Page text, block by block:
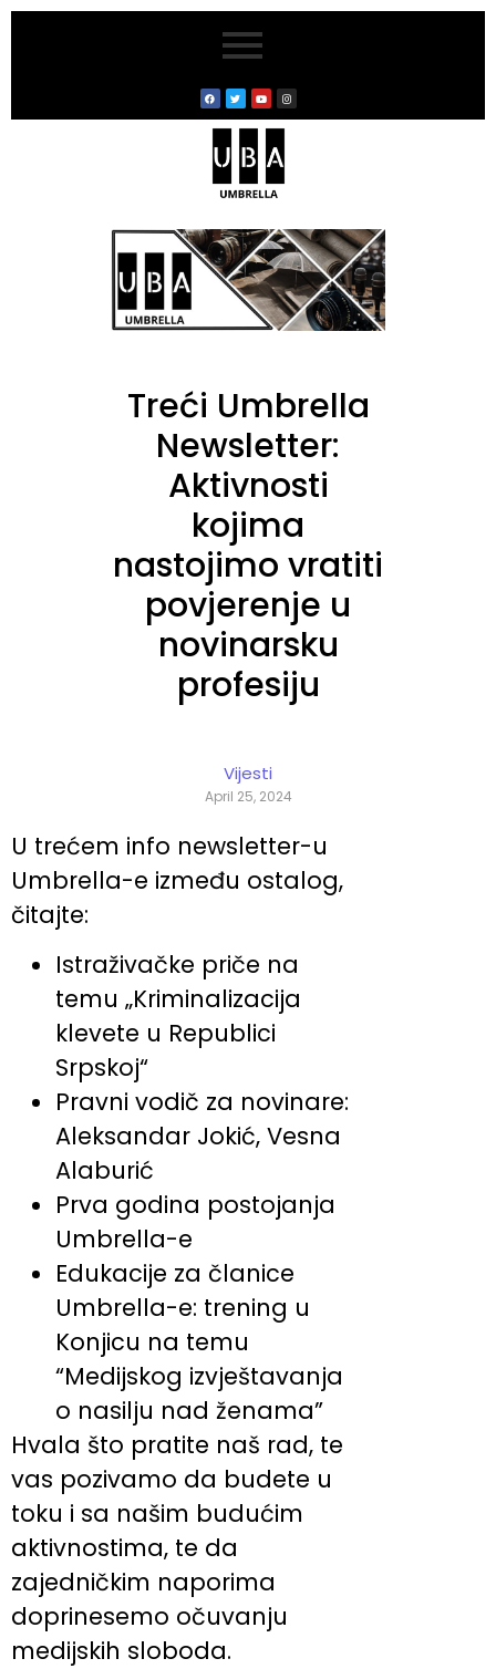
Treći Umbrella
Newsletter:
Aktivnosti
kojima
nastojimo vratiti
povjerenje u
novinarsku
profesiju
Vijesti
April 25, 2024
U trećem info newsletter-u
Umbrella-e između ostalog,
čitajte:
Istraživačke priče na
temu „Kriminalizacija
klevete u Republici
Srpskoj“
Pravni vodič za novinare:
Aleksandar Jokić, Vesna
Alaburić
Prva godina postojanja
Umbrella-e
Edukacije za članice
Umbrella-e: trening u
Konjicu na temu
“Medijskog izvještavanja
o nasilju nad ženama”
Hvala što pratite naš rad, te
vas pozivamo da budete u
toku i sa našim budućim
aktivnostima, te da
zajedničkim naporima
doprinesemo očuvanju
medijskih sloboda.